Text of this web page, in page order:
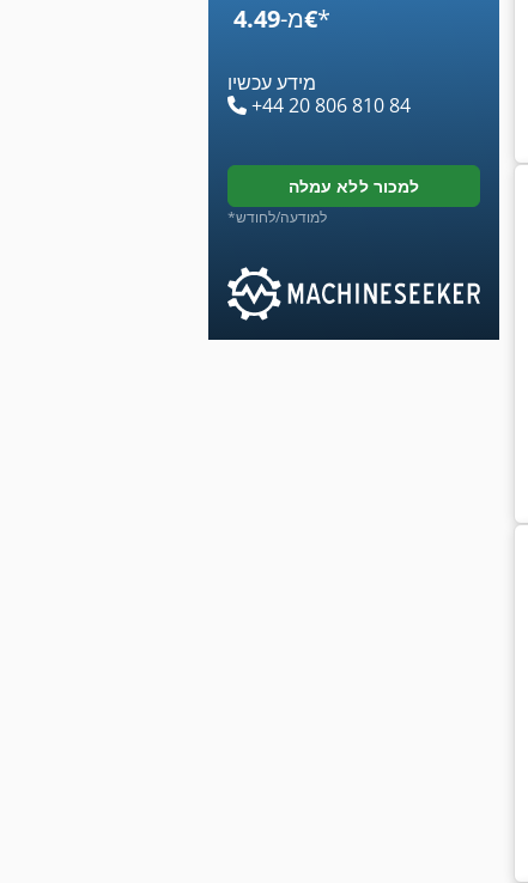
מ-‏4.49 ‏€*
מידע עכשיו
+44 20 806 810 84
למכור ללא עמלה
*למודעה/לחודש